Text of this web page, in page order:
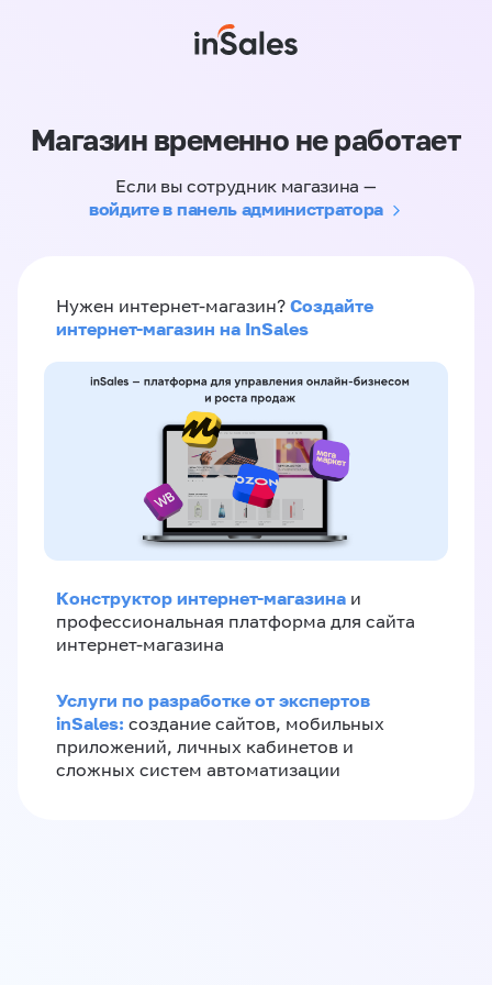
Магазин временно не работает
Если вы сотрудник магазина —
войдите в панель администратора
Нужен интернет-магазин? Создайте
интернет-магазин на InSales
Конструктор интернет-магазина и
профессиональная платформа для сайта
интернет-магазина
Услуги по разработке от экспертов
inSales: создание сайтов, мобильных
приложений, личных кабинетов и
сложных систем автоматизации